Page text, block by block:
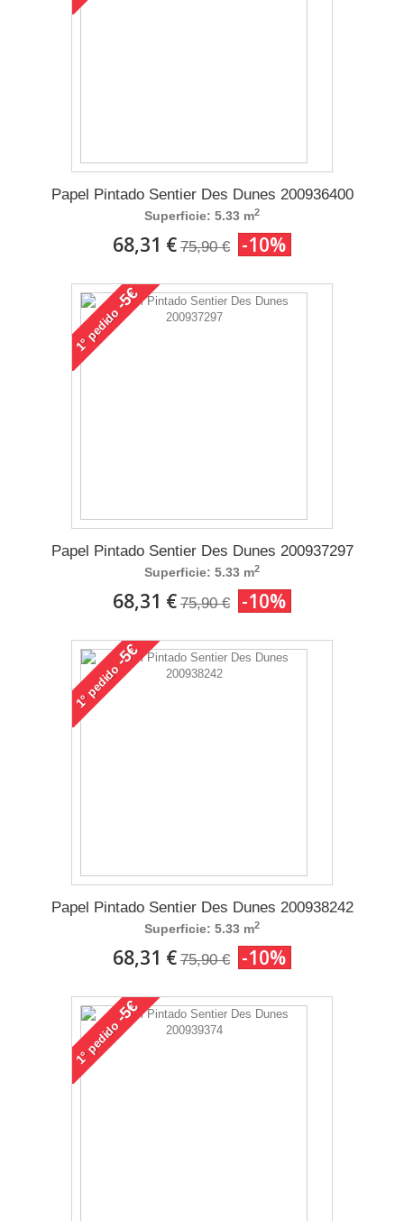
Papel Pintado Sentier Des Dunes 200936400
Superficie: 5.33 m2
68,31 € 75,90 € -10%
1°
pedido
-5€
Papel Pintado Sentier Des Dunes 200937297
Superficie: 5.33 m2
68,31 € 75,90 € -10%
1°
pedido
-5€
Papel Pintado Sentier Des Dunes 200938242
Superficie: 5.33 m2
68,31 € 75,90 € -10%
1°
pedido
-5€